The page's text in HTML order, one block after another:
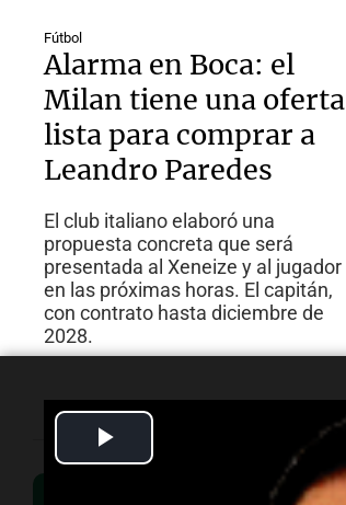
Fútbol
Alarma en Boca: el
Milan tiene una oferta
lista para comprar a
Leandro Paredes
El club italiano elaboró una
propuesta concreta que será
presentada al Xeneize y al jugador
en las próximas horas. El capitán,
con contrato hasta diciembre de
2028.